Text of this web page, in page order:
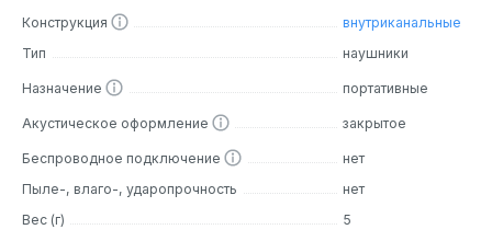
Конструкция
внутриканальные
Тип
наушники
Назначение портативные
Акустическое оформление закрытое
Беспроводное подключение
нет
Пыле-, влаго-, ударопрочность
нет
Вес (г)
5